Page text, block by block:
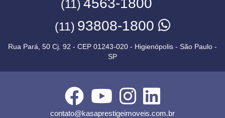
(11)
(11) 93808-1800
Rua Pará, 50 Cj. 92 - CEP 01243-020 - Higienópolis - São Paulo -
SP
contato@kasaprestigeimoveis.com.br